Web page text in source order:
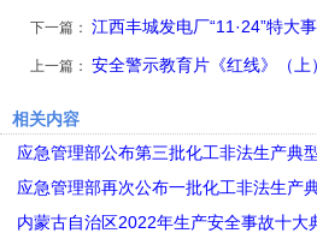
下一篇： 江西丰城发电厂“11·24”特大
上一篇： 安全警示教育片《红线》（上）
相关内容
应急管理部公布第三批化工非法生产典
应急管理部再次公布一批化工非法生产
内蒙古自治区2022年生产安全事故十大